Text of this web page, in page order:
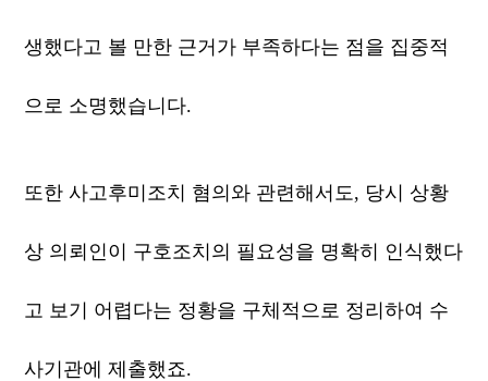
생했다고 볼 만한 근거가 부족하다는 점을 집중적
으로 소명했습니다.
또한 사고후미조치 혐의와 관련해서도, 당시 상황
상 의뢰인이 구호조치의 필요성을 명확히 인식했다
고 보기 어렵다는 정황을 구체적으로 정리하여 수
사기관에 제출했죠.